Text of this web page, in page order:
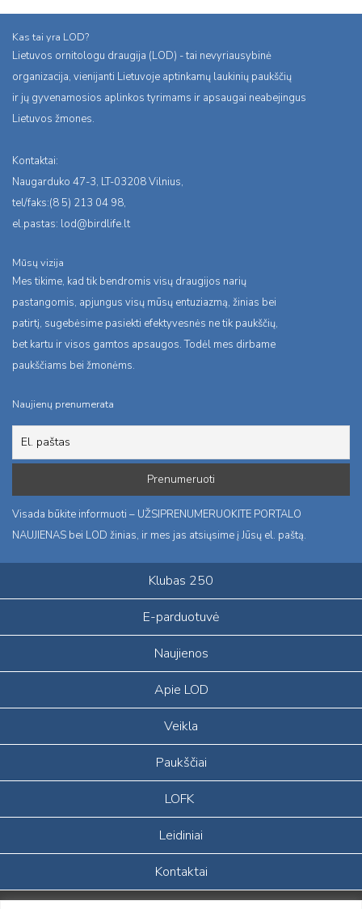
Kas tai yra LOD?
Lietuvos ornitologu draugija (LOD) - tai nevyriausybinė
organizacija, vienijanti Lietuvoje aptinkamų laukinių paukščių
ir jų gyvenamosios aplinkos tyrimams ir apsaugai neabejingus
Lietuvos žmones.
Kontaktai:
Naugarduko 47-3, LT-03208 Vilnius,
tel/faks:(8 5) 213 04 98,
el.pastas: lod@birdlife.lt
Mūsų vizija
Mes tikime, kad tik bendromis visų draugijos narių
pastangomis, apjungus visų mūsų entuziazmą, žinias bei
patirtį, sugebėsime pasiekti efektyvesnės ne tik paukščių,
bet kartu ir visos gamtos apsaugos. Todėl mes dirbame
paukščiams bei žmonėms.
Naujienų prenumerata
Visada būkite informuoti – UŽSIPRENUMERUOKITE PORTALO
NAUJIENAS bei LOD žinias, ir mes jas atsiųsime į Jūsų el. paštą.
Klubas 250
E-parduotuvė
Naujienos
Apie LOD
Veikla
Paukščiai
LOFK
Leidiniai
Kontaktai